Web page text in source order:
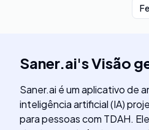
Saner.ai'sVisão
Saner.ai é um aplicativo de
inteligência artificial (IA)
para pessoas com TDAH.